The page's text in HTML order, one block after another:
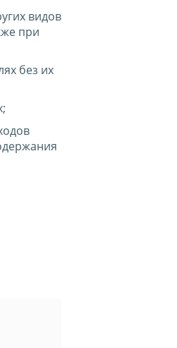
видов
при
без их